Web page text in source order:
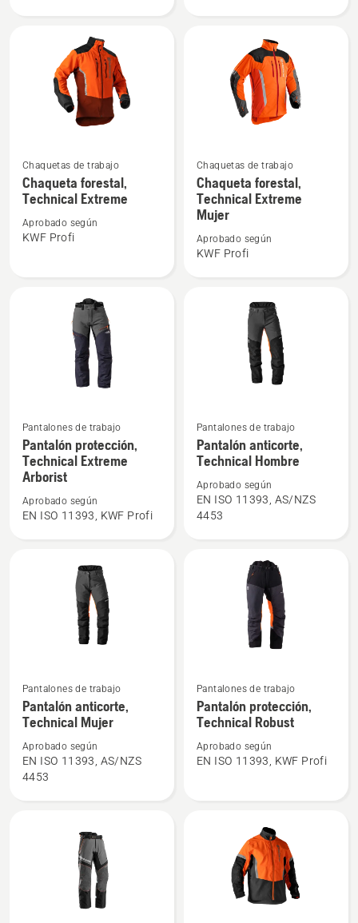
Ver
más
detalles
sobre
Chaqueta
Chaquetas de trabajo
Chaqueta forestal,
Technical Extreme
Aprobado según
KWF Profi
Ver
más
detalles
sobre
Chaqueta
forestal,
Chaquetas de trabajo
Chaqueta forestal,
Technical Extreme
Mujer
Aprobado según
KWF Profi
Ver
más
detalles
sobre
Pantalón
protección,
Pantalones de trabajo
Pantalón protección,
Technical Extreme
Arborist
Aprobado según
EN ISO 11393, KWF Profi
Ver
más
detalles
sobre
Pantalón
anticorte,
Pantalones de trabajo
Pantalón anticorte,
Technical Hombre
Aprobado según
EN ISO 11393, AS/NZS
4453
Ver
más
detalles
sobre
Pantalón
anticorte,
Pantalones de trabajo
Pantalón anticorte,
Technical Mujer
Aprobado según
EN ISO 11393, AS/NZS
4453
Ver
más
detalles
sobre
Pantalón
Pantalones de trabajo
Pantalón protección,
Technical Robust
Aprobado según
EN ISO 11393, KWF Profi